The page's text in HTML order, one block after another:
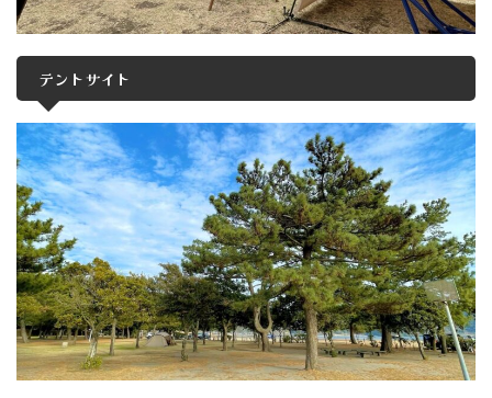
テントサイト